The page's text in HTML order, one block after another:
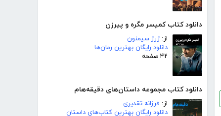
دانلود کتاب کمیسر مگره و پیرزن
از:ژرژ سیمنون
دانلود رایگان بهترین رمان‌ها
۴۲ صفحه
دانلود کتاب مجموعه داستان‌های دقیقه‌هام
از: فرزانه تقدیری
دانلود رایگان بهترین کتاب‌های داستان